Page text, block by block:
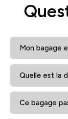
Mon bagage
Quelle est la
Ce bagage